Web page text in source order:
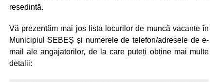
resedintă.
Vă prezentăm mai jos lista locurilor de muncă vacante în
Municipiul SEBEȘ și numerele de telefon/adresele de e-
mail ale angajatorilor, de la care puteți obține mai multe
detalii: